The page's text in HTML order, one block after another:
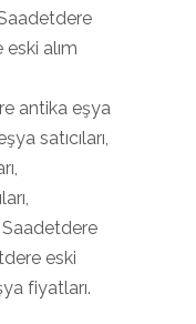
eski alım
antika eşya
satıcıları,
eski
fiyatları.